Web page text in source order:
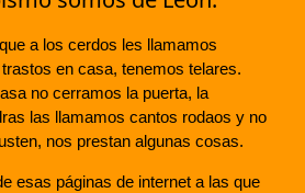
que a los cerdos les llamamos
en casa, tenemos telares.
no cerramos la puerta, la
las llamamos cantos rodaos y no
nos prestan algunas cosas.
esas páginas de internet a las que